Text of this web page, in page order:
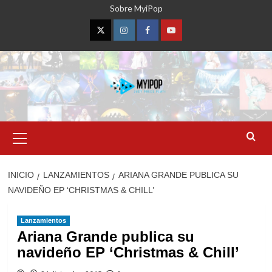
Sobre MyiPop
TwitterInstagramFacebookYouTube
primario
INICIO LANZAMIENTOS
ARIANA GRANDE PUBLICA SU
NAVIDEÑO EP ‘CHRISTMAS & CHILL’
Lanzamientos
Ariana Grande publica su
navideño EP ‘Christmas & Chill’